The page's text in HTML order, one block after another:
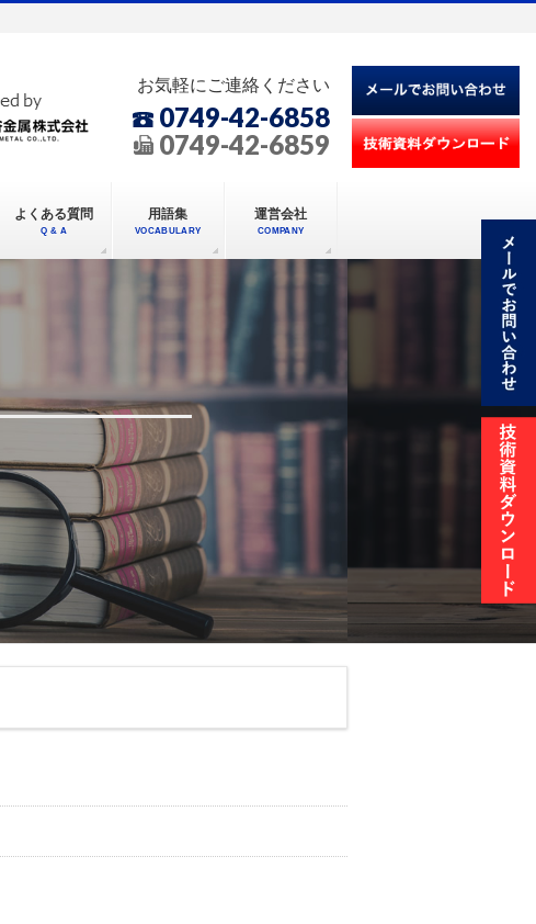
お気軽にご連絡ください
0749-42-6858
0749-42-6859
よくある質問
Q & A
用語集
VOCABULARY
運営会社
COMPANY